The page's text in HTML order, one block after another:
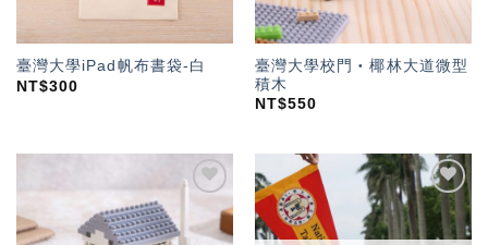
臺灣大學iPad帆布書袋-白
NT$300
臺灣大學校門‧椰林大道微型
積木
NT$550
加入
「願
望輕
加入
「願
望輕